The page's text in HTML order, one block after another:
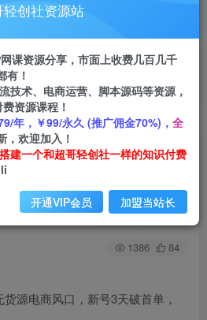
正文
货源电商风口，新号3天破
2w+
关注 私信
1386 84
轻创社资源站
课资源分享，市面上收费几百几千
有！
技术、电商运营、脚本源码等资源，
资源课程！
年，￥99/永久 (推广佣金70%)， 全
，欢迎加入！
建一个和超哥轻创社一样的知识付费
开通VIP会员 加盟当站长